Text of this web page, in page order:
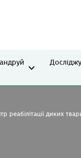
реабілітації диких